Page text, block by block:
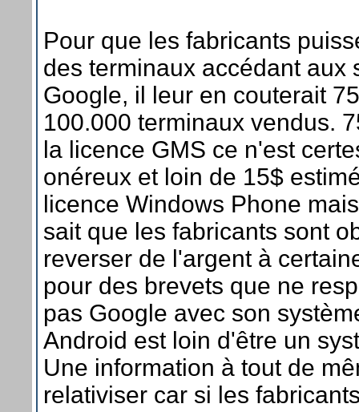
Pour que les fabricants
des terminaux accédant aux
Google, il leur en couterait
100.000 terminaux vendus.
la licence GMS ce n'est
onéreux et loin de 15$
licence Windows Phone
sait que les fabricants sont
reverser de l'argent à
pour des brevets que ne
pas Google avec son
Android est loin d'être un
Une information à tout de
relativiser car si les